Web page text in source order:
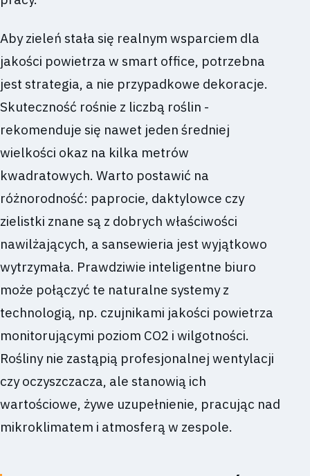
Aby zieleń stała się realnym wsparciem dla
jakości powietrza w smart office, potrzebna
jest strategia, a nie przypadkowe dekoracje.
Skuteczność rośnie z liczbą roślin -
rekomenduje się nawet jeden średniej
wielkości okaz na kilka metrów
kwadratowych. Warto postawić na
różnorodność: paprocie, daktylowce czy
zielistki znane są z dobrych właściwości
nawilżających, a sansewieria jest wyjątkowo
wytrzymała. Prawdziwie inteligentne biuro
może połączyć te naturalne systemy z
technologią, np. czujnikami jakości powietrza
monitorującymi poziom CO2 i wilgotności.
Rośliny nie zastąpią profesjonalnej wentylacji
czy oczyszczacza, ale stanowią ich
wartościowe, żywe uzupełnienie, pracując nad
mikroklimatem i atmosferą w zespole.